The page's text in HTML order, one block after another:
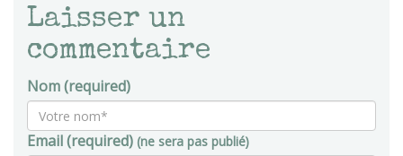
Laisser un
commentaire
Nom (required)
Email (required) (ne sera pas publié)